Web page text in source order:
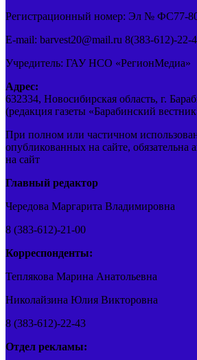
Регистрационный номер: Эл № ФС77-
E-mail: barvest20@mail.ru 8(383-612)-22-
Учредитель: ГАУ НСО «РегионМедиа»
Адрес:
632334, Новосибирская область, г.
(редакция газеты «Барабинский
При полном или частичном
опубликованных на сайте, обязательна
на сайт
Главный редактор
Чередова Маргарита Владимировна
8 (383-612)-21-00
Корреспонденты:
Теплякова Марина Анатольевна
Николайзина Юлия Викторовна
8 (383-612)-22-43
Отдел рекламы: